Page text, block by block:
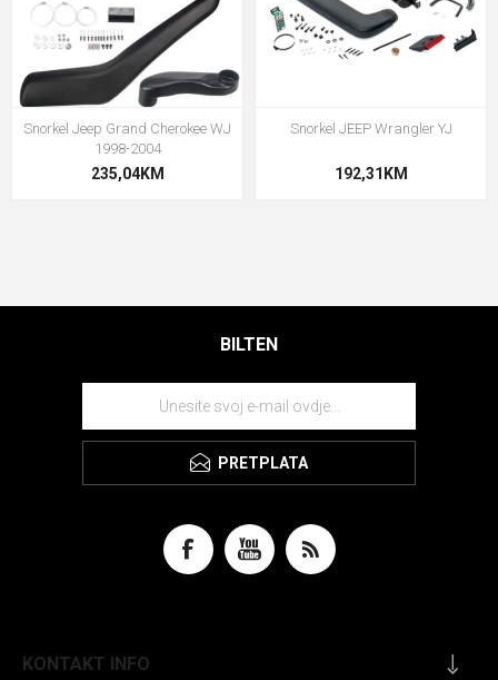
Snorkel Jeep Grand Cherokee WJ
1998-2004
235,04KM
Snorkel JEEP Wrangler YJ
192,31KM
BILTEN
PRETPLATA
KONTAKT INFO